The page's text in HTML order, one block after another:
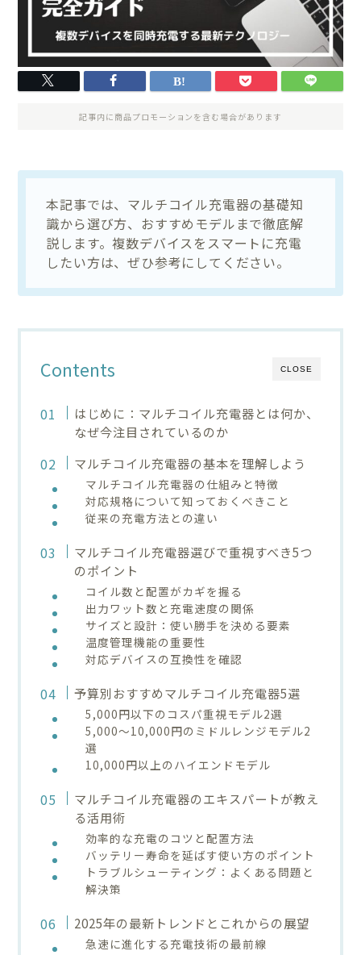
記事内に商品プロモーションを含む場合があります
本記事では、マルチコイル充電器の基礎知
識から選び方、おすすめモデルまで徹底解
説します。複数デバイスをスマートに充電
したい方は、ぜひ参考にしてください。
CLOSE
Contents
はじめに：マルチコイル充電器とは何か、
なぜ今注目されているのか
マルチコイル充電器の基本を理解しよう
マルチコイル充電器の仕組みと特徴
対応規格について知っておくべきこと
従来の充電方法との違い
マルチコイル充電器選びで重視すべき5つ
のポイント
コイル数と配置がカギを握る
出力ワット数と充電速度の関係
サイズと設計：使い勝手を決める要素
温度管理機能の重要性
対応デバイスの互換性を確認
予算別おすすめマルチコイル充電器5選
5,000円以下のコスパ重視モデル2選
5,000～10,000円のミドルレンジモデル2
選
10,000円以上のハイエンドモデル
マルチコイル充電器のエキスパートが教え
る活用術
効率的な充電のコツと配置方法
バッテリー寿命を延ばす使い方のポイント
トラブルシューティング：よくある問題と
解決策
2025年の最新トレンドとこれからの展望
急速に進化する充電技術の最前線